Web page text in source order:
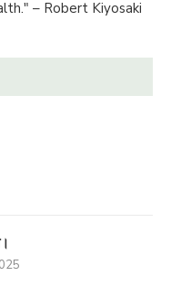
– Robert Kiyosaki